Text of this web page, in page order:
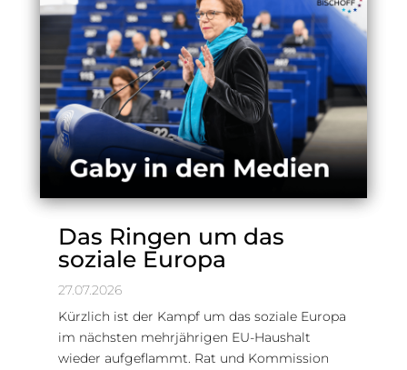
Das Ringen um das
soziale Europa
27.07.2026
Kürzlich ist der Kampf um das soziale Europa
im nächsten mehrjährigen EU-Haushalt
wieder aufgeflammt. Rat und Kommission